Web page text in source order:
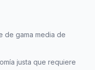
de gama media de
justa que requiere